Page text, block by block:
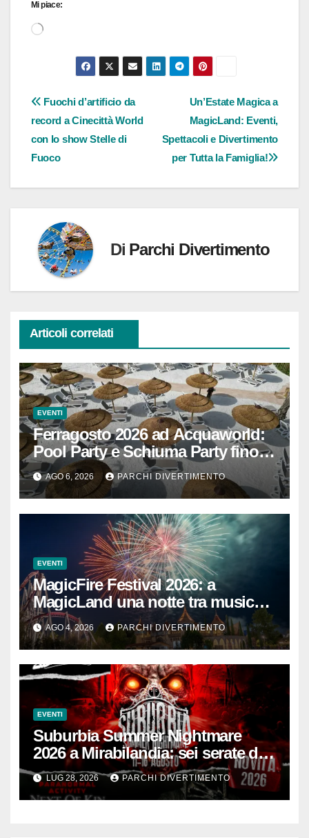
Mi piace:
Caricamento
Navigazione
articoli
Un’Estate Magica a
MagicLand: Eventi,
Spettacoli e Divertimento
per Tutta la Famiglia!
Fuochi d’artificio da
record a Cinecittà World
con lo show Stelle di
Fuoco
Di Parchi Divertimento
Articoli correlati
EVENTI
Ferragosto 2026 ad Acquaworld:
Pool Party e Schiuma Party fino a
mezzanotte
AGO 6, 2026 PARCHI DIVERTIMENTO
EVENTI
MagicFire Festival 2026: a
MagicLand una notte tra musica,
fuochi d’artificio e attrazioni
AGO 4, 2026 PARCHI DIVERTIMENTO
EVENTI
Suburbia Summer Nightmare
2026 a Mirabilandia: sei serate da
brivido
LUG 28, 2026 PARCHI DIVERTIMENTO